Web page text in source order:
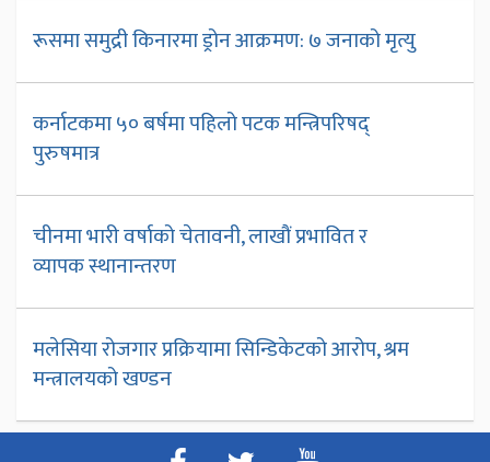
रूसमा समुद्री किनारमा ड्रोन आक्रमण: ७ जनाको मृत्यु
कर्नाटकमा ५० बर्षमा पहिलो पटक मन्त्रिपरिषद्
पुरुषमात्र
चीनमा भारी वर्षाको चेतावनी, लाखौं प्रभावित र
व्यापक स्थानान्तरण
मलेसिया रोजगार प्रक्रियामा सिन्डिकेटको आरोप, श्रम
मन्त्रालयको खण्डन